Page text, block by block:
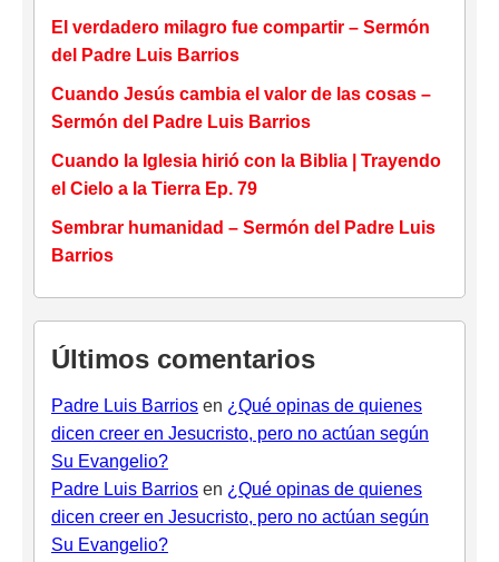
El verdadero milagro fue compartir – Sermón
del Padre Luis Barrios
Cuando Jesús cambia el valor de las cosas –
Sermón del Padre Luis Barrios
Cuando la Iglesia hirió con la Biblia | Trayendo
el Cielo a la Tierra Ep. 79
Sembrar humanidad – Sermón del Padre Luis
Barrios
Últimos comentarios
Padre Luis Barrios en ¿Qué opinas de quienes
dicen creer en Jesucristo, pero no actúan según
Su Evangelio?
Padre Luis Barrios en ¿Qué opinas de quienes
dicen creer en Jesucristo, pero no actúan según
Su Evangelio?